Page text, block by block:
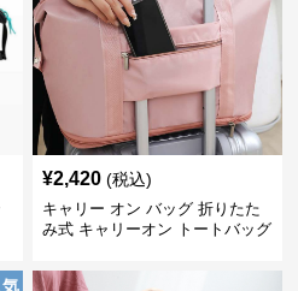
¥2,420 (税込)
キャリー オン バッグ 折りたた
み式 キャリーオン トートバッグ
気